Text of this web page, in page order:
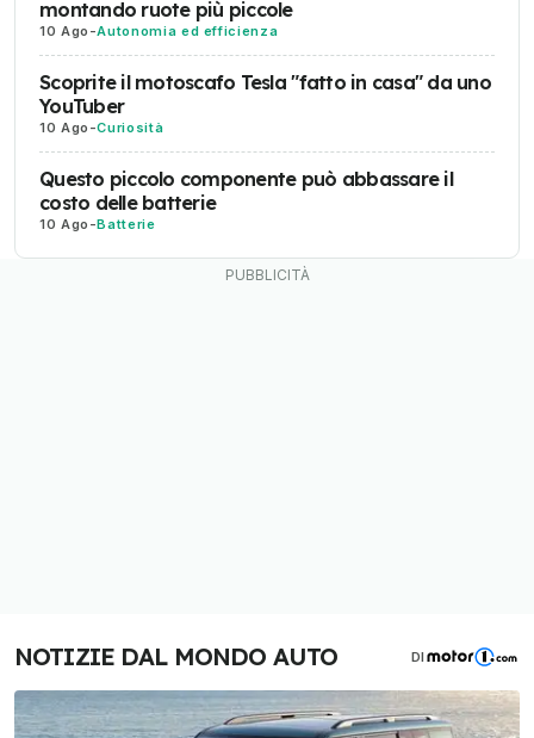
montando ruote più piccole
10 Ago -Autonomia ed efficienza
Scoprite il motoscafo Tesla "fatto in casa" da uno
YouTuber
10 Ago -Curiosità
Questo piccolo componente può abbassare il
costo delle batterie
10 Ago -Batterie
NOTIZIE DAL MONDO AUTO DI